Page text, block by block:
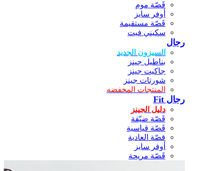
قَصّة موم
أوفر سايز
قَصّة مستقيمة
سكيني فيت
رجال
السيزون الجديد
بناطيل جينز
جاكيت جينز
شورتات جينز
المنتجات المخفضه
رجال Fit
دليل الجينز
قَصّة ضيّقة
قَصّة قياسية
قصّة العادية
أوفر سايز
قَصّة مريحة